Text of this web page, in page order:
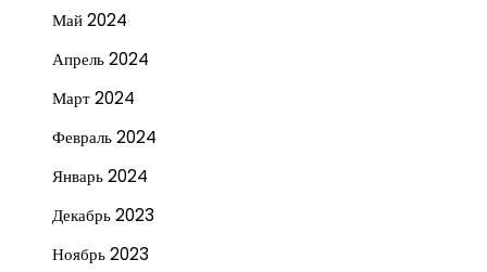
Май 2024
Апрель 2024
Март 2024
Февраль 2024
Январь 2024
Декабрь 2023
Ноябрь 2023